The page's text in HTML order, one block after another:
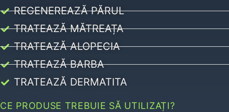
REGENEREAZĂ PĂRUL
TRATEAZĂ MĂTREAȚA
TRATEAZĂ ALOPECIA
TRATEAZĂ BARBA
TRATEAZĂ DERMATITA
CE PRODUSE TREBUIE SĂ UTILIZAȚI?